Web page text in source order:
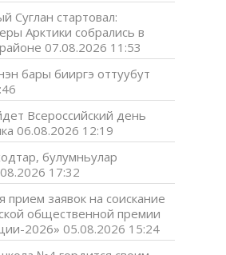
Суглан стартовал:
Арктики собрались в
07.08.2026 11:53
бары бииргэ оттуубут
Всероссийский день
06.08.2026 12:19
булумньулар
17:32
прием заявок на соискание
общественной премии
2026» 05.08.2026 15:24